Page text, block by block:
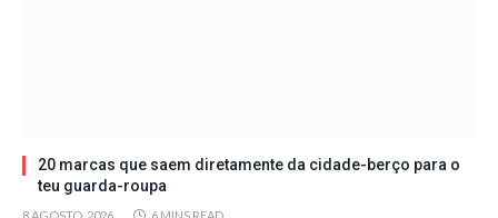
20 marcas que saem diretamente da cidade-berço para o
teu guarda-roupa